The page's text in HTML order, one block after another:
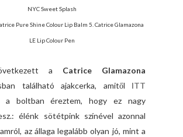
NYC Sweet Splash
Pure Shine Colour Lip Balm 5. Catrice Glamazona
LE Lip Colour Pen
a Catrice Glamazona
található ajakcerka, amitől ITT
a boltban éreztem, hogy ez nagy
élénk sötétpink színével azonnal
az állaga legalább olyan jó, mint a